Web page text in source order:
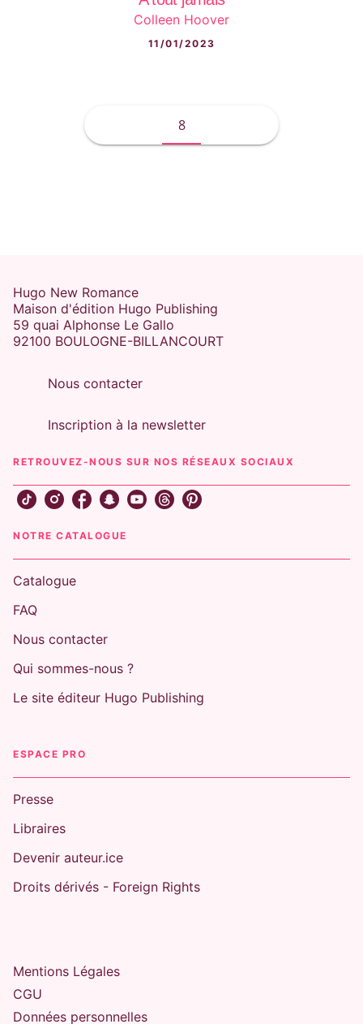
Colleen Hoover
11/01/2023
8
Hugo New Romance
Maison d'édition Hugo Publishing
59 quai Alphonse Le Gallo
92100 BOULOGNE-BILLANCOURT
Nous contacter
Inscription à la newsletter
RETROUVEZ-NOUS SUR NOS RÉSEAUX SOCIAUX
NOTRE CATALOGUE
Catalogue
FAQ
Nous contacter
Qui sommes-nous ?
Le site éditeur Hugo Publishing
ESPACE PRO
Presse
Libraires
Devenir auteur.ice
Droits dérivés - Foreign Rights
Mentions Légales
CGU
Données personnelles